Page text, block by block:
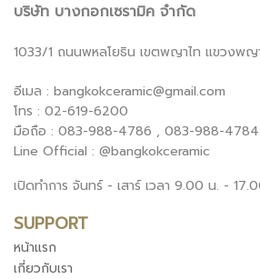
บริษัท บางกอกเซรามิค จำกัด
1033/1 ถนนพหลโยธิน เขตพญาไท แขวงพ
อีเมล : bangkokceramic@gmail.com
โทร : 02-619-6200
มือถือ : 083-988-4786 , 083-988-4784
Line Official : @bangkokceramic
เปิดทำการ จันทร์ - เสาร์ เวลา 9.00 น. -
SUPPORT
หน้าแรก
เกี่ยวกับเรา